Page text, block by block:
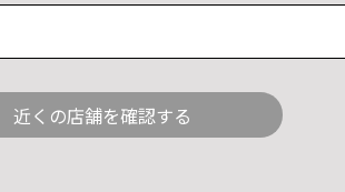
近くの店舗を確認する